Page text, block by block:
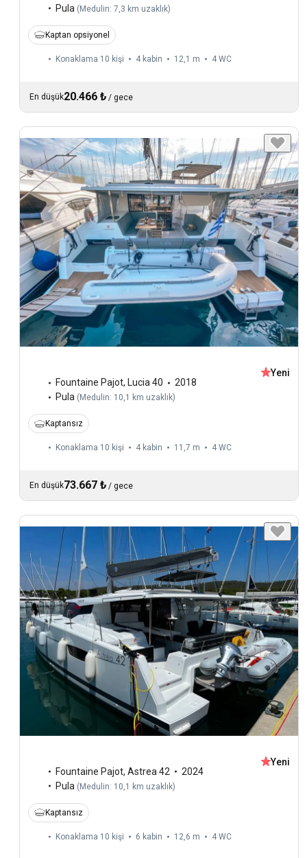
Pula (Medulin: 7,3 km uzaklık)
Kaptan opsiyonel
Konaklama 10 kişi 4 kabin 12,1 m 4 WC
En düşük20.466 ₺ / gece
Fountaine Pajot, Lucia 40
2018
Pula ( Medulin: 10,1 km uzaklık)
Yeni
Kaptansız
Konaklama 10 kişi 4 kabin 11,7 m 4 WC
En düşük73.667 ₺ / gece
Fountaine Pajot, Astrea 42
2024
Pula (Medulin: 10,1 km uzaklık)
Yeni
Kaptansız
Konaklama 10 kişi 6 kabin 12,6 m 4 WC